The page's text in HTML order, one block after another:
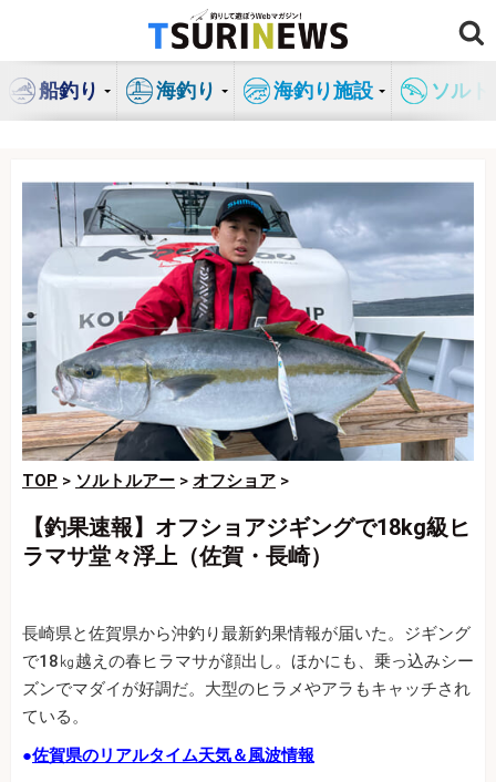
ン
船釣り 海釣り 海釣り施設 ソル
TOP > ソルトルアー > オフショア >
【釣果速報】オフショアジギングで18kg級ヒ
ラマサ堂々浮上（佐賀・長崎）
長崎県と佐賀県から沖釣り最新釣果情報が届いた。ジギング
で18㎏越えの春ヒラマサが顔出し。ほかにも、乗っ込みシー
ズンでマダイが好調だ。大型のヒラメやアラもキャッチされ
ている。
●佐賀県のリアルタイム天気＆風波情報